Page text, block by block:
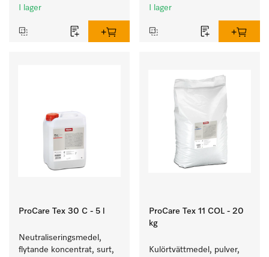
enkel uppställning.
I lager I lager
ProCare Tex 30 C - 5 l
Neutraliseringsmedel,
flytande koncentrat, surt,
ProCare Tex 11 COL - 20
kg
Kulörtvättmedel, pulver,